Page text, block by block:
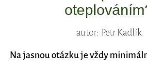
autor: Petr Kadlík
Na jasnou otázku je vždy